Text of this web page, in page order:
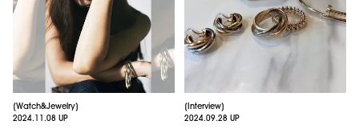
[Watch&Jewelry]
2024.11.08 UP
[Interview]
2024.09.28 UP